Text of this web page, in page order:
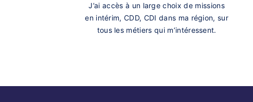
J’ai accès à un large choix de missions
en intérim, CDD, CDI dans ma région, sur
tous les métiers qui m’intéressent.